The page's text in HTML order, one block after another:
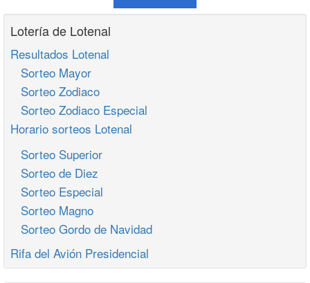
Lotería de Lotenal
Resultados Lotenal
Sorteo Mayor
Sorteo Zodiaco
Sorteo Zodiaco Especial
Horario sorteos Lotenal
Sorteo Superior
Sorteo de Diez
Sorteo Especial
Sorteo Magno
Sorteo Gordo de Navidad
Rifa del Avión Presidencial